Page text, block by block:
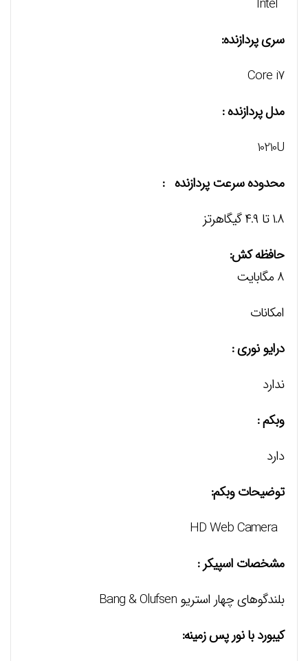
سری پردازنده:
Core i7
مدل پردازنده :
10210U
محدوده سرعت پردازنده :
۱.۸ تا ۴.۹ گیگاهرتز
حافظه کش:
۸ مگابایت
امکانات
درایو نوری :
ندارد
وبکم :
دارد
توضیحات وبکم:
HD Web Camera
مشخصات اسپیکر :
بلندگوهای چهار استریو Bang & Olufsen
کیبورد با نور پس زمینه: